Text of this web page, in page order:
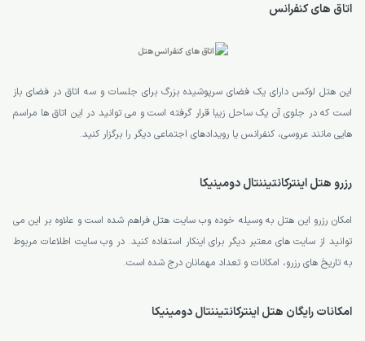
اتاق های کنفرانس
این هتل لوکس دارای یک فضای سرپوشیده بزرگ برای جلسات و سه اتاق در فضای باز
است که در جلوی آن یک ساحل زیبا قرار گرفته است و می توانید در این اتاق ها مراسم
هایی مانند عروسی، کنفرانس یا رویدادهای اجتماعی دیگر را برگزار کنید.
رزرو هتل اینترکانتیننتال دومینیکا
امکان رزرو این هتل به وسیله خوده وب سایت هتل فراهم شده است و علاوه بر این می
توانید از سایت های معتبر دیگر برای اینکار استفاده کنید. در وب سایت اطلاعات مربوط
به تاریخ های رزرو، امکانات و تعداد مهمانان درج شده است.
امکانات رایگان هتل اینترکانتیننتال دومینیکا